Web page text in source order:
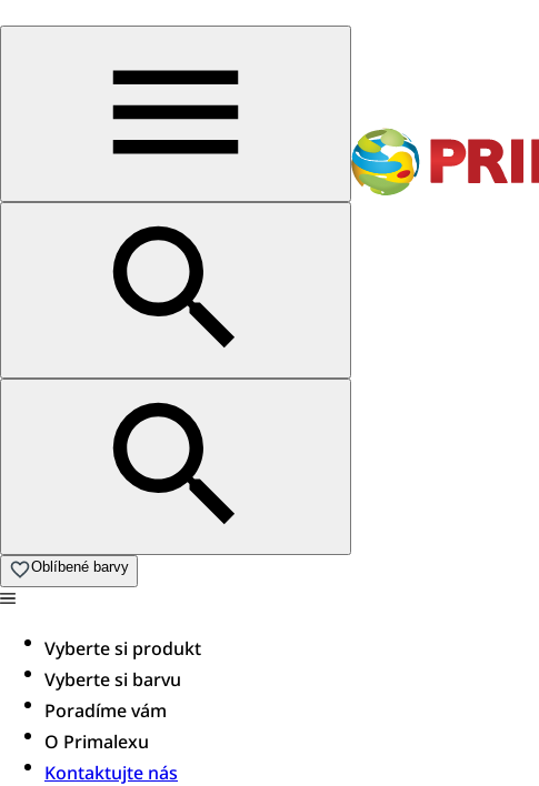
Oblíbené barvy
Vyberte si produkt
Vyberte si barvu
Poradíme vám​
O Primalexu
Kontaktujte nás